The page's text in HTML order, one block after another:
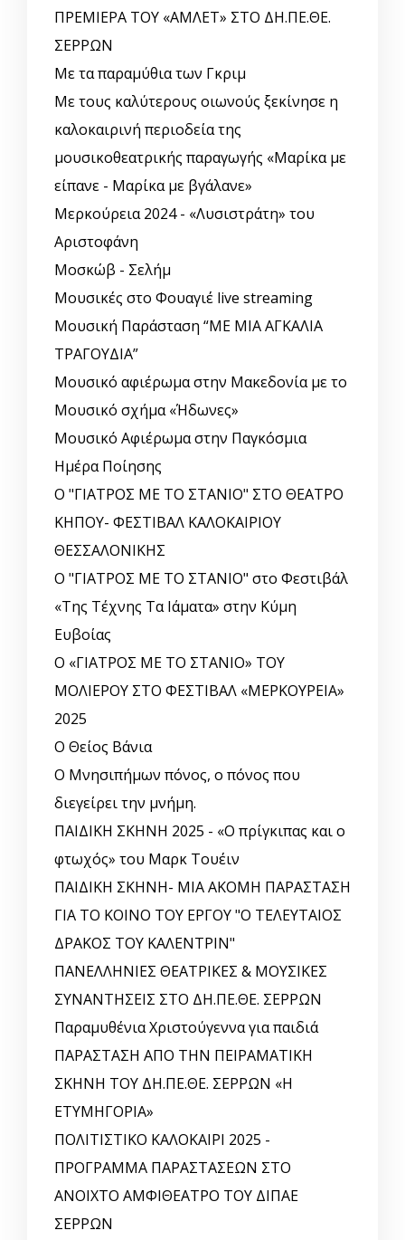
ΠΡΕΜΙΕΡΑ ΤΟΥ «ΑΜΛΕΤ» ΣΤΟ ΔΗ.ΠΕ.ΘΕ.
ΣΕΡΡΩΝ
Με τα παραμύθια των Γκριμ
Με τους καλύτερους οιωνούς ξεκίνησε η
καλοκαιρινή περιοδεία της
μουσικοθεατρικής παραγωγής «Μαρίκα με
είπανε - Μαρίκα με βγάλανε»
Μερκούρεια 2024 - «Λυσιστράτη» του
Αριστοφάνη
Μοσκώβ - Σελήμ
Μουσικές στο Φουαγιέ live streaming
Μουσική Παράσταση “ΜΕ ΜΙΑ ΑΓΚΑΛΙΑ
ΤΡΑΓΟΥΔΙΑ”
Μουσικό αφιέρωμα στην Μακεδονία με το
Μουσικό σχήμα «Ήδωνες»
Μουσικό Αφιέρωμα στην Παγκόσμια
Ημέρα Ποίησης
Ο "ΓΙΑΤΡΟΣ ΜΕ ΤΟ ΣΤΑΝΙΟ" ΣΤΟ ΘΕΑΤΡΟ
ΚΗΠΟΥ- ΦΕΣΤΙΒΑΛ ΚΑΛΟΚΑΙΡΙΟΥ
ΘΕΣΣΑΛΟΝΙΚΗΣ
Ο "ΓΙΑΤΡΟΣ ΜΕ ΤΟ ΣΤΑΝΙΟ" στο Φεστιβάλ
«Της Τέχνης Τα Ιάματα» στην Κύμη
Ευβοίας
Ο «ΓΙΑΤΡΟΣ ΜΕ ΤΟ ΣΤΑΝΙΟ» ΤΟΥ
ΜΟΛΙΕΡΟΥ ΣΤΟ ΦΕΣΤΙΒΑΛ «ΜΕΡΚΟΥΡΕΙΑ»
2025
Ο Θείος Βάνια
Ο Μνησιπήμων πόνος, ο πόνος που
διεγείρει την μνήμη.
ΠΑΙΔΙΚΗ ΣΚΗΝΗ 2025 - «Ο πρίγκιπας και ο
φτωχός» του Μαρκ Τουέιν
ΠΑΙΔΙΚΗ ΣΚΗΝΗ- ΜΙΑ ΑΚΟΜΗ ΠΑΡΑΣΤΑΣΗ
ΓΙΑ ΤΟ ΚΟΙΝΟ ΤΟΥ ΕΡΓΟΥ "Ο ΤΕΛΕΥΤΑΙΟΣ
ΔΡΑΚΟΣ ΤΟΥ ΚΑΛΕΝΤΡΙΝ"
ΠΑΝΕΛΛΗΝΙΕΣ ΘΕΑΤΡΙΚΕΣ & ΜΟΥΣΙΚΕΣ
ΣΥΝΑΝΤΗΣΕΙΣ ΣΤΟ ΔΗ.ΠΕ.ΘΕ. ΣΕΡΡΩΝ
Παραμυθένια Χριστούγεννα για παιδιά
ΠΑΡΑΣΤΑΣΗ ΑΠΟ ΤΗΝ ΠΕΙΡΑΜΑΤΙΚΗ
ΣΚΗΝΗ ΤΟΥ ΔΗ.ΠΕ.ΘΕ. ΣΕΡΡΩΝ «Η
ΕΤΥΜΗΓΟΡΙΑ»
ΠΟΛΙΤΙΣΤΙΚΟ ΚΑΛΟΚΑΙΡΙ 2025 -
ΠΡΟΓΡΑΜΜΑ ΠΑΡΑΣΤΑΣΕΩΝ ΣΤΟ
ΑΝΟΙΧΤΟ ΑΜΦΙΘΕΑΤΡΟ ΤΟΥ ΔΙΠΑΕ
ΣΕΡΡΩΝ